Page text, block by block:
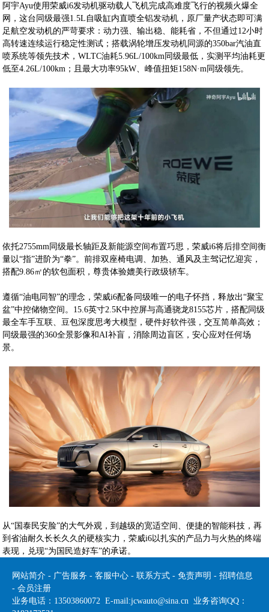
阿宇Ayu使用荣威i6发动机驱动载人飞机完成高难度飞行的视频火爆全
网，这台同级最强1.5L自吸缸内直喷全铝发动机，原厂量产状态即可满
足航空发动机的严苛要求：动力强、输出稳、能耗省，不但通过12小时
高转速连续运行稳定性测试；搭载涡轮增压发动机同源的350bar汽油直
喷系统等领先技术，WLTC油耗5.96L/100km同级最低，实测平均油耗更
低至4.26L/100km；且最大功率95kW、峰值扭矩158N·m同级领先。
依托2755mm同级最长轴距及新能源空间布置巧思，荣威i6将后排空间衡
量以“指”进阶为“拳”。前排双座椅电调、加热、通风及主驾记忆迎宾，
搭配9.86㎡的软包面积，尊贵体验媲美行政级轿车。
遵循“油电同智”的理念，荣威i6配备同级唯一的电子怀挡，释放出“聚宝
盆”中控储物空间。15.6英寸2.5K中控屏与高通骁龙8155芯片，搭配同级
最全车手互联、豆包深度思考大模型，硬件好软件强，交互简单高效；
同级最强的360全景影像和AI补盲，消除周边盲区，安心应对任何场
景。
从“国泰民安脸”的大气外观，到越级的宽适空间、便捷的智能科技，再
到省油耐久长长久久的硬核实力，荣威i6以扎实的产品力与火热的终端
表现，兑现“为国民造好车”的承诺。
网站简介 - 广告服务 - 客服中心 - 联系方式 - 免责声明 - 招聘信息
- 会员注册
业务电话：13503860072 E-mail:jcwauto@sina.cn 业务咨询QQ：